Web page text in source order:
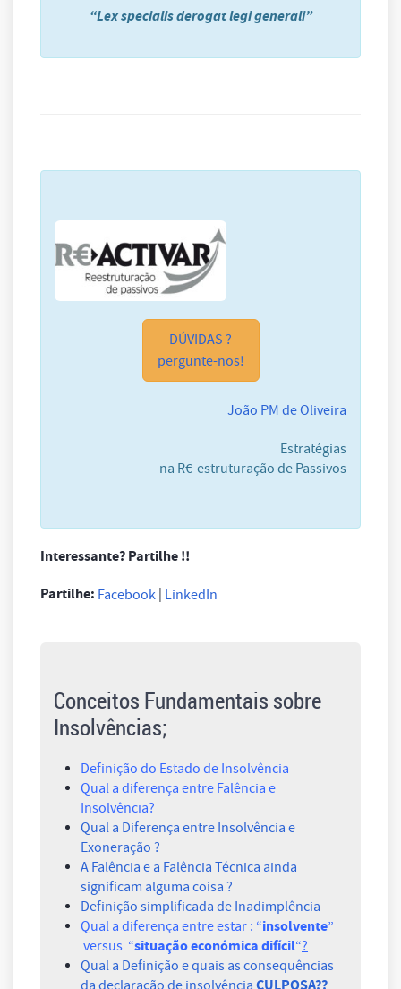
“Lex specialis derogat legi generali”
DÚVIDAS ?
pergunte-nos!
João PM de Oliveira
Estratégias
na R€-estruturação de Passivos
Interessante? Partilhe !!
Partilhe: Facebook LinkedIn
Conceitos Fundamentais sobre
Insolvências;
Definição do Estado de Insolvência
Qual a diferença entre Falência e
Insolvência?
Qual a Diferença entre Insolvência e
Exoneração ?
A Falência e a Falência Técnica ainda
significam alguma coisa ?
Definição simplificada de Inadimplência
Qual a diferença entre estar : “insolvente”
versus “situação económica difícil“?
Qual a Definição e quais as consequências